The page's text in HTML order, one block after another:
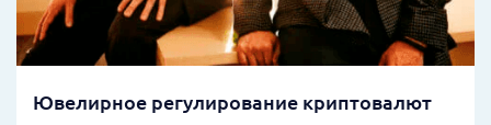
Ювелирное регулирование криптовалют